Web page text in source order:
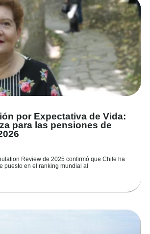
por Expectativa de Vida:
para las pensiones de
Review de 2025 confirmó que Chile ha
puesto en el ranking mundial al